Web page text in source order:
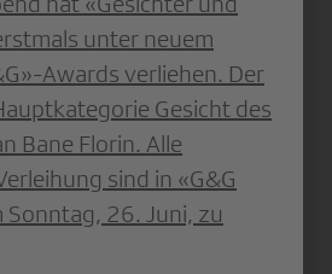
unter neuem
Awards verliehen. Der
Gesicht des
Bane Florin. Alle
sind in «G&G
Sonntag, 26. Juni, zu